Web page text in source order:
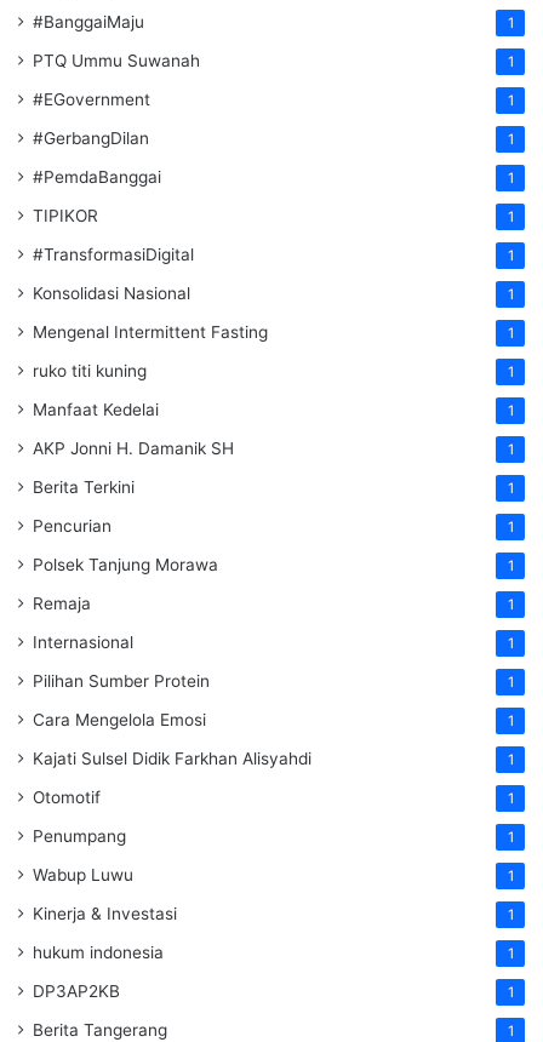
#BanggaiMaju 1
PTQ Ummu Suwanah 1
#EGovernment 1
#GerbangDilan 1
#PemdaBanggai 1
TIPIKOR 1
#TransformasiDigital 1
Konsolidasi Nasional 1
Mengenal Intermittent Fasting 1
ruko titi kuning 1
Manfaat Kedelai 1
AKP Jonni H. Damanik SH 1
Berita Terkini 1
Pencurian 1
Polsek Tanjung Morawa 1
Remaja 1
Internasional 1
Pilihan Sumber Protein 1
Cara Mengelola Emosi 1
Kajati Sulsel Didik Farkhan Alisyahdi 1
Otomotif 1
Penumpang 1
Wabup Luwu 1
Kinerja & Investasi 1
hukum indonesia 1
DP3AP2KB 1
Berita Tangerang 1